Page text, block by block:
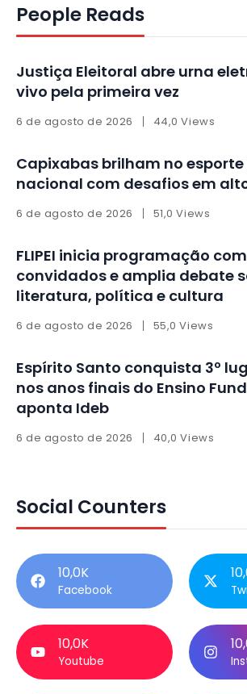
People Reads
Justiça Eleitoral abre urna
vivo pela primeira vez
6 de agosto de 2026 44,0 Views
Capixabas brilham no
nacional com desafios em
6 de agosto de 2026 51,0 Views
FLIPEI inicia programação
convidados e amplia debate
literatura, política e cultura
6 de agosto de 2026 55,0 Views
Espírito Santo conquista 3º
nos anos finais do Ensino
aponta Ideb
6 de agosto de 2026 40,0 Views
Social Counters
10,0K
Facebook
10,0K
Youtube